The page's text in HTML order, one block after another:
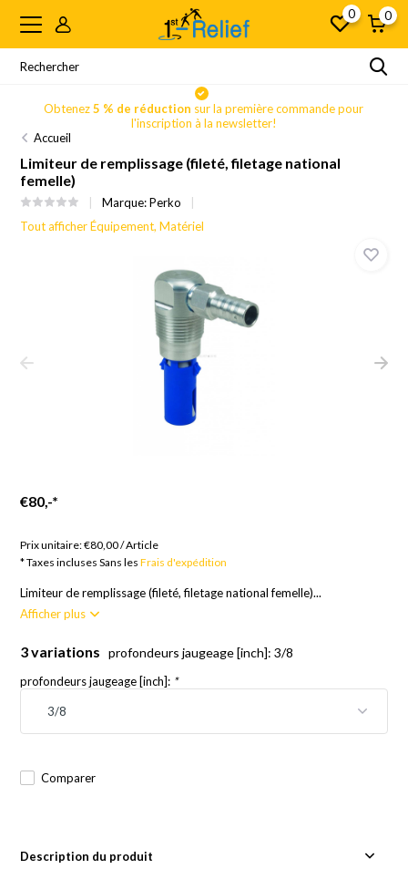
0 0
Obtenez5 % de réduction sur la première commande pour
l'inscription à la newsletter!
Accueil
Limiteur de remplissage (fileté, filetage national
femelle)
Marque:Perko
Tout afficher Équipement, Matériel
€80,-*
Prix unitaire:€80,00/Article
* Taxes incluses Sans lesFrais d'expédition
Limiteur de remplissage (fileté, filetage national femelle)...
Afficher plus
3 variations profondeurs jaugeage [inch]: 3/8
profondeurs jaugeage [inch]: *
Comparer
Description du produit